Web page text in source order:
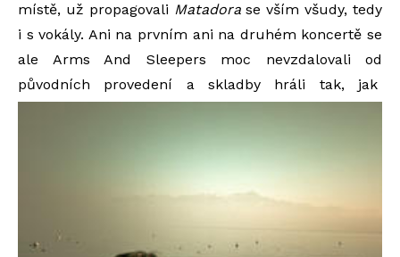
místě, už propagovali Matadorase vším všudy, tedy
i s vokály. Ani na prvním ani na druhém koncertě se
ale Arms And Sleepers moc nevzdalovali od
původních provedení a skladby hráli tak, jak